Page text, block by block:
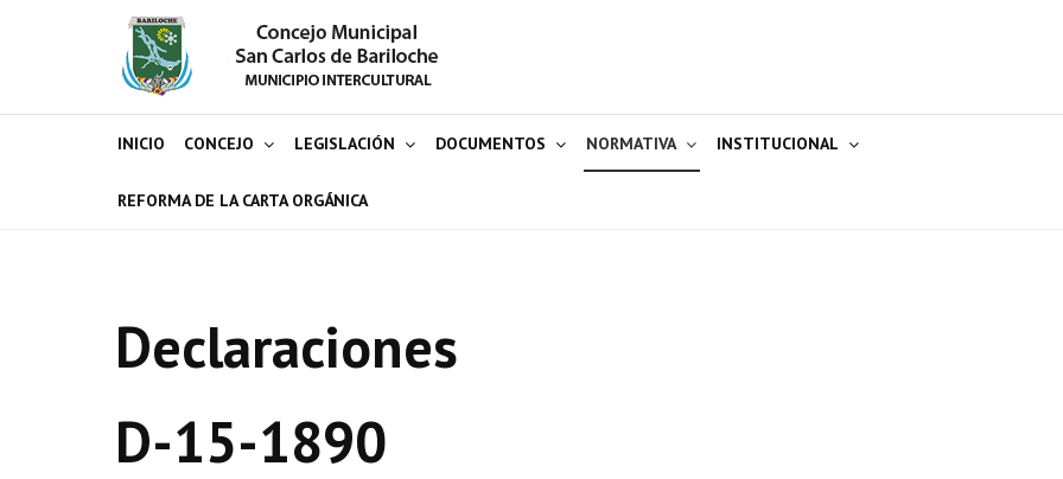
INICIO CONCEJO LEGISLACIÓN DOCUMENTOS NORMATIVA INSTITUCIONAL
REFORMA DE LA CARTA ORGÁNICA
Declaraciones
D-15-1890